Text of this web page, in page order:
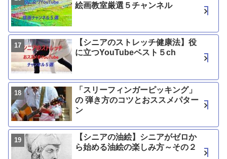
絵画教室厳選５チャンネル
【シニアのストレッチ健康法】役
に立つYouTubeベスト５ch
「スリーフィンガーピッキング」
の 弾き方のコツとおススメパター
ン
【シニアの油絵】シニアがゼロか
ら始める油絵の楽しみ方～その２